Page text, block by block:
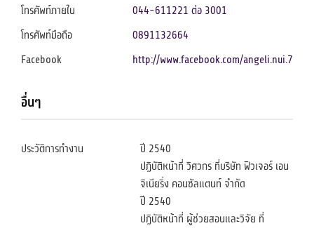
โทรศัพท์ภายใน
044-611221 ต่อ 3001
โทรศัพท์มือถือ
0891132664
Facebook
http://www.facebook.com/angeli.nui.7
อื่นๆ
ประวัติการทำงาน
ปี 2540
ปฏิบัติหน้าที่ วิศวกร ที่บริษัท ฟิวเจอร์ เอน
จิเนียริ่ง คอนซัลแตนท์ จำกัด
ปี 2540
ปฏิบัติหน้าที่ ผู้ช่วยสอนและวิจัย ที่